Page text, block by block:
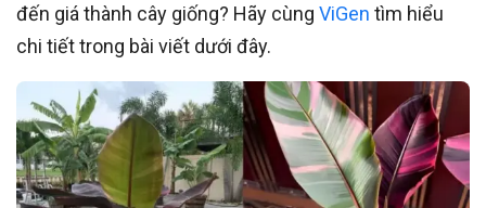
đến giá thành cây giống? Hãy cùng ViGen tìm hiểu
chi tiết trong bài viết dưới đây.